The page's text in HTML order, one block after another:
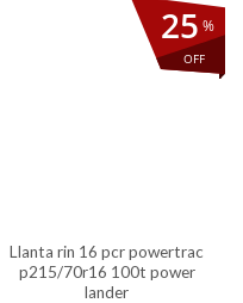
%
OFF
25
llanta rin 16 pcr powertrac
p215/70r16 100t power
lander